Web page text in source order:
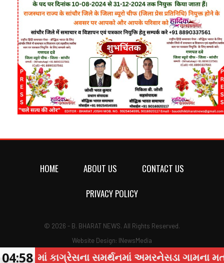
HOME ABOUT US
CONTACT US
PRIVACY POLICY
© 2026 - B. BHARAT NEWS. All Rights Reserved.
Website Design: INewsMedia
સમર્થનમાં અમરનેસડા ગામના મતદાર ભાઈઓ-
04:58